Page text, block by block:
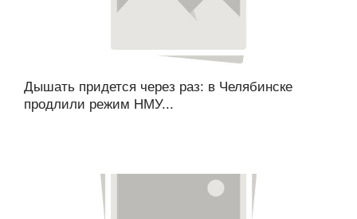
Дышать придется через раз: в Челябинске
продлили режим НМУ...